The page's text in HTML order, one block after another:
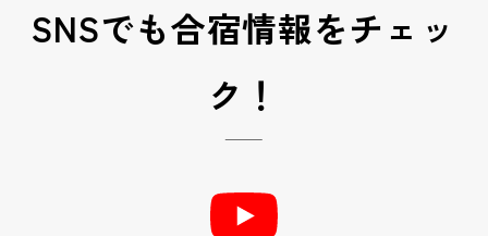
SNSでも合宿情報をチェッ
ク！